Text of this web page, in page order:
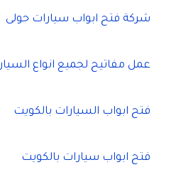
شركة فتح ابواب سيارات حولى
عمل مفاتيح لجميع انواع
فتح ابواب السيارات بالكويت
فتح ابواب سيارات بالكويت